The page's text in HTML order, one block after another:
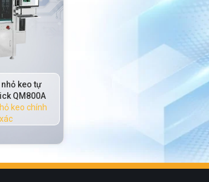
định lượng chính
xác kiểu vít
bị nhỏ keo chính
Van phun áp điện Quick
P3020C
Thiết bị nhỏ keo chính